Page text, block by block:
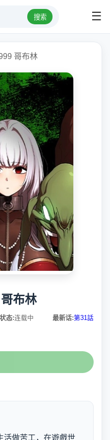
搜索 ☰
哥布林
布林
状态:连载中 最新话:第31話
活做苦工，在遊戲世